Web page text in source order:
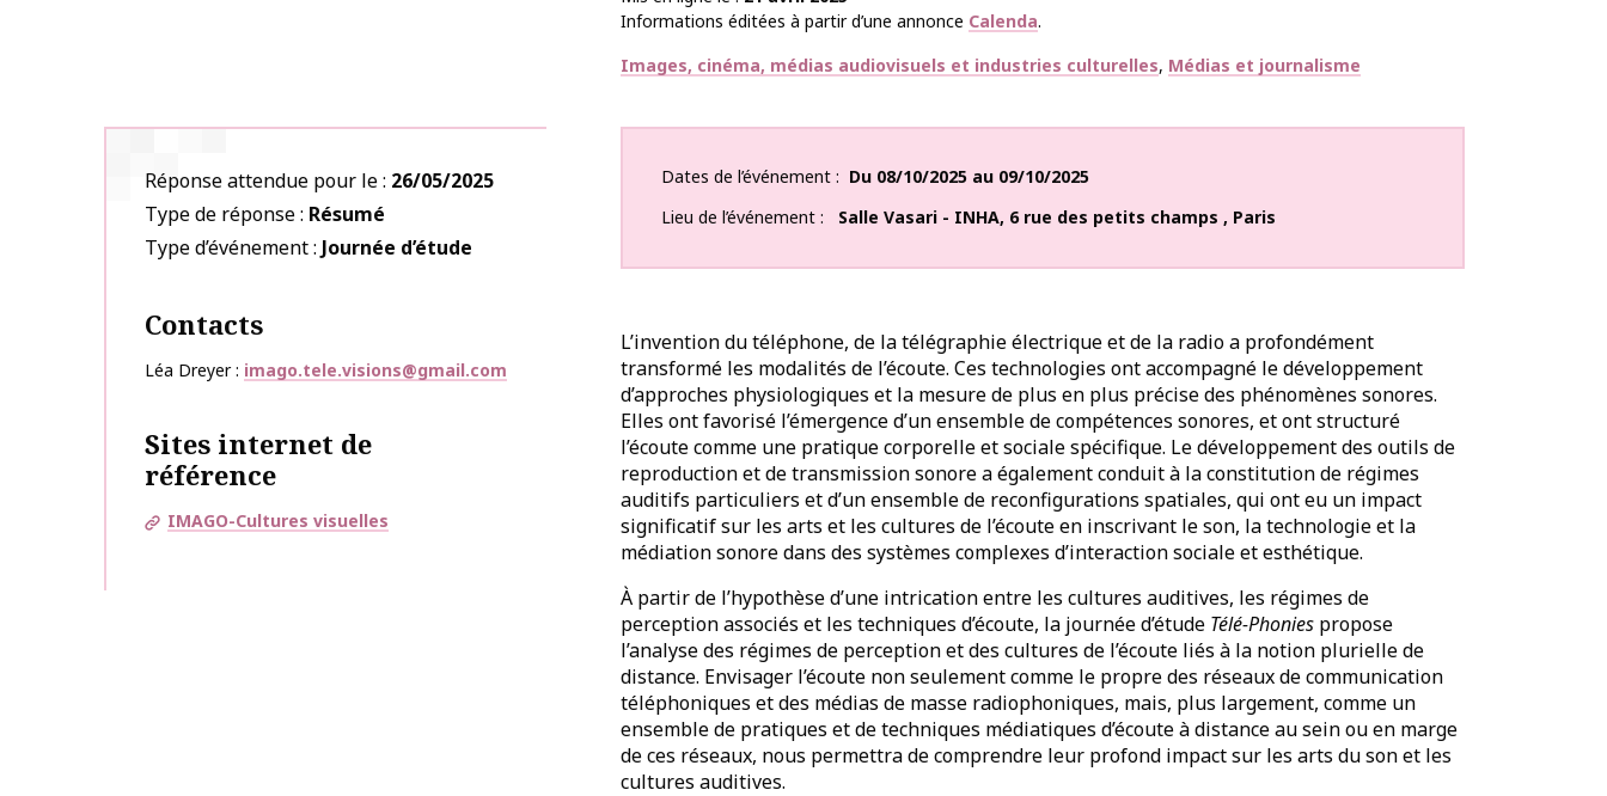
Informations éditées à partir d’une annonce Calenda.
Thématiques
Images, cinéma, médias audiovisuels et industries culturelles Médias et journalisme
Réponse attendue pour le 26/05/2025
Type de réponse Résumé
Type d’événement Journée d’étude
Contacts
Léa Dreyer imago.tele.visions@gmail.com
Sites internet de
référence
IMAGO-Cultures visuelles
Dates de l’événement Du 08/10/2025 au 09/10/2025
Lieu de l’événement
Salle Vasari - INHA, 6 rue des petits champs , Paris
L’invention du téléphone, de la télégraphie électrique et de la radio a profondément
transformé les modalités de l’écoute. Ces technologies ont accompagné le développement
d’approches physiologiques et la mesure de plus en plus précise des phénomènes sonores.
Elles ont favorisé l’émergence d’un ensemble de compétences sonores, et ont structuré
l’écoute comme une pratique corporelle et sociale spécifique. Le développement des outils de
reproduction et de transmission sonore a également conduit à la constitution de régimes
auditifs particuliers et d’un ensemble de reconfigurations spatiales, qui ont eu un impact
significatif sur les arts et les cultures de l’écoute en inscrivant le son, la technologie et la
médiation sonore dans des systèmes complexes d’interaction sociale et esthétique.
À partir de l’hypothèse d’une intrication entre les cultures auditives, les régimes de
perception associés et les techniques d’écoute, la journée d’étude Télé-Phonies propose
l’analyse des régimes de perception et des cultures de l’écoute liés à la notion plurielle de
distance. Envisager l’écoute non seulement comme le propre des réseaux de communication
téléphoniques et des médias de masse radiophoniques, mais, plus largement, comme un
ensemble de pratiques et de techniques médiatiques d’écoute à distance au sein ou en marge
de ces réseaux, nous permettra de comprendre leur profond impact sur les arts du son et les
cultures auditives.